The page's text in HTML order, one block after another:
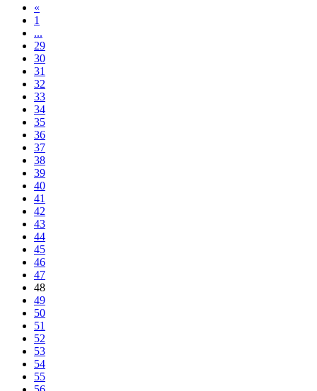
«
1
...
29
30
31
32
33
34
35
36
37
38
39
40
41
42
43
44
45
46
47
48
49
50
51
52
53
54
55